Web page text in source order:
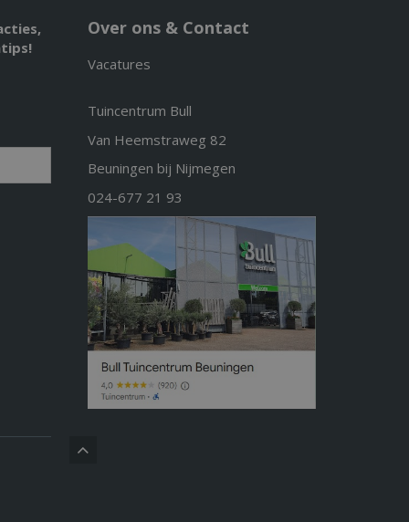
Over ons & Contact
Vacatures
Tuincentrum Bull
Van Heemstraweg 82
Beuningen bij Nijmegen
024-677 21 93